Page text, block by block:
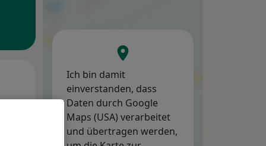
Do,
13 Aug 14 Aug
Ich bin damit
einverstanden, dass
Daten durch Google
Maps (USA) verarbeitet
und übertragen werden,